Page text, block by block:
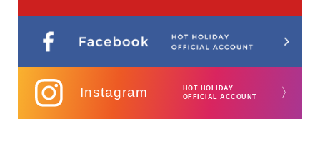
Instagram
HOT HOLIDAY
OFFICIAL ACCOUNT
〉